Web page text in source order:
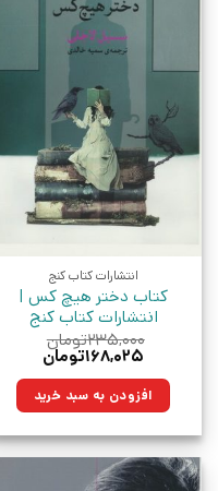
انتشارات کتاب کنج
کتاب دختر هیچ کس |
انتشارات کتاب کنج
۲۳۵,۰۰۰تومان
قیمت
۲۳۵,۰۰۰تومان
بود.
۱۶۸,۰۲۵تومان
۱۶۸,۰۲۵تومان.افزودن به سبد خرید